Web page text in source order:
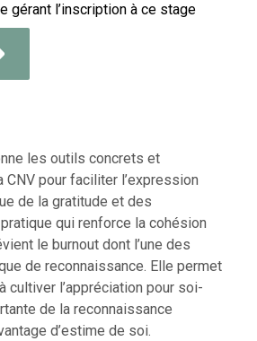
gérant l’inscription à ce stage
les outils concrets et
CNV pour faciliter l’expression
de la gratitude et des
qui renforce la cohésion
le burnout dont l’une des
de reconnaissance. Elle permet
cultiver l’appréciation pour soi-
de la reconnaissance
d’estime de soi.